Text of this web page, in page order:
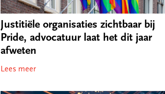
Justitiële organisaties zichtbaar bij
Pride, advocatuur laat het dit jaar
afweten
Lees meer